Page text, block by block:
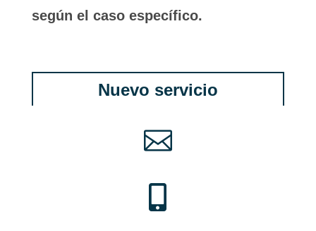
según el caso específico.
Nuevo servicio

